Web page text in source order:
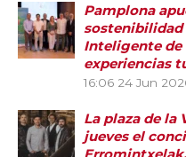
Pamplona
sostenibilidad
Inteligente de
experiencias
16:06 24 Jun
La plaza de la
jueves el